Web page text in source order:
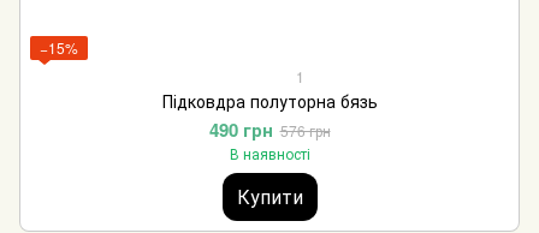
−15%
1
Підковдра полуторна бязь
490 грн 576 грн
В наявності
Купити